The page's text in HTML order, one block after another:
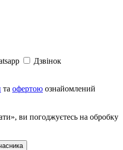
Дзвінок
та офертою ознайомлений
ви погоджуєтесь на обробку